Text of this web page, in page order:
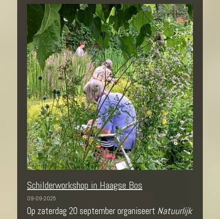
Schilderworkshop in Haagse Bos
09-09-2025
Op zaterdag 20 september organiseert Natuurlijk